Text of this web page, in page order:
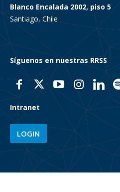
Blanco Encalada 2002, piso 5
Santiago, Chile
Síguenos en nuestras RRSS
Intranet
LOGIN